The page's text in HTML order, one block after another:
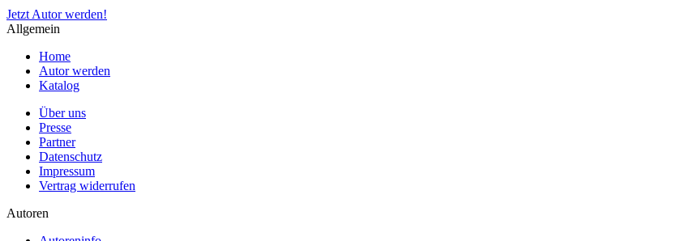
Jetzt Autor werden!
Allgemein
Home
Autor werden
Katalog
Über uns
Presse
Partner
Datenschutz
Impressum
Vertrag widerrufen
Autoren